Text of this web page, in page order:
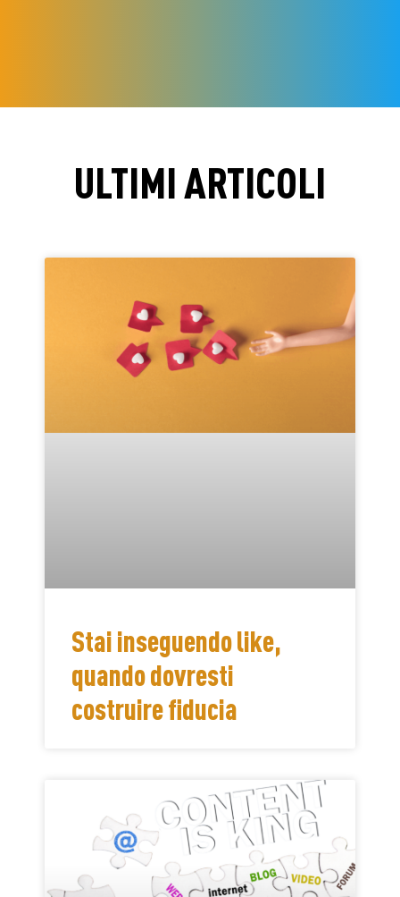
ULTIMI ARTICOLI
Stai inseguendo like,
quando dovresti
costruire fiducia